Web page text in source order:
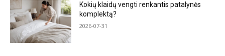
Kokių klaidų vengti renkantis patalynės
komplektą?
2026-07-31